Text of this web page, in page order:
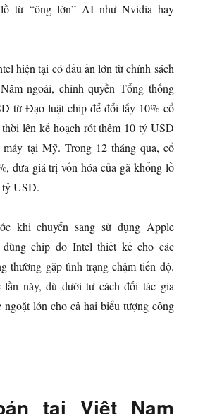
từ “ông lớn” AI như Nvidia hay
hiện tại có dấu ấn lớn từ chính sách
ngoái, chính quyền Tổng thống
từ Đạo luật chip để đổi lấy 10% cổ
lên kế hoạch rót thêm 10 tỷ USD
tại Mỹ. Trong 12 tháng qua, cổ
đưa giá trị vốn hóa của gã khổng lồ
tỷ USD.
khi chuyển sang sử dụng Apple
chip do Intel thiết kế cho các
thường gặp tình trạng chậm tiến độ.
này, dù dưới tư cách đối tác gia
ngoặt lớn cho cả hai biểu tượng công
tại Việt Nam